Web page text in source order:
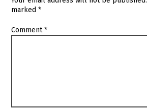
marked*
Comment*